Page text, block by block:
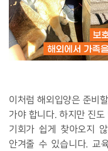
이처럼 해외입양은 준비
가야 합니다. 하지만 진
기회가 쉽게 찾아오지
안겨줄 수 있습니다. 교